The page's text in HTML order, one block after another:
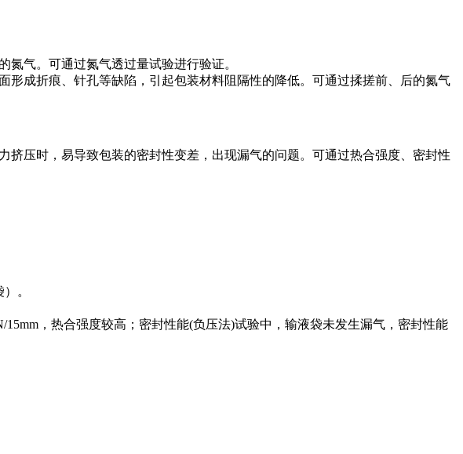
气。可通过氮气透过量试验进行验证。
成折痕、针孔等缺陷，引起包装材料阻隔性的降低。可通过揉搓前、后的氮气
压时，易导致包装的密封性变差，出现漏气的问题。可通过热合强度、密封性
。
，热合强度较高；密封性能(负压法)试验中，输液袋未发生漏气，密封性能